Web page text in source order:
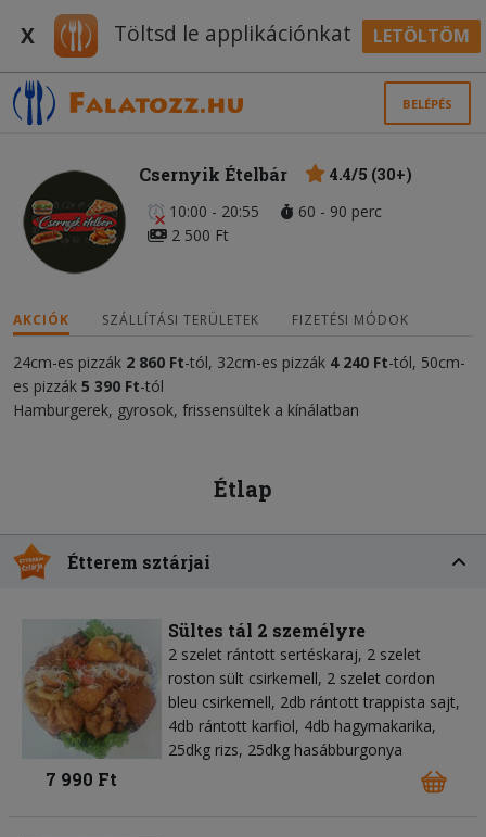
X Töltsd le applikációnkat LETÖLTÖM
BELÉPÉS
Csernyik Ételbár
4.4/5 (30+)
10:00 - 20:55
60 - 90 perc
2 500 Ft
AKCIÓK SZÁLLÍTÁSI TERÜLETEK FIZETÉSI MÓDOK
24cm-es pizzák 2 860 Ft-tól, 32cm-es pizzák 4 240 Ft-tól, 50cm-
es pizzák 5 390 Ft-tól
Hamburgerek, gyrosok, frissensültek a kínálatban
Étlap
Étterem sztárjai
Sültes tál 2 személyre
2 szelet rántott sertéskaraj, 2 szelet
roston sült csirkemell, 2 szelet cordon
bleu csirkemell, 2db rántott trappista sajt,
4db rántott karfiol, 4db hagymakarika,
25dkg rizs, 25dkg hasábburgonya
7 990 Ft